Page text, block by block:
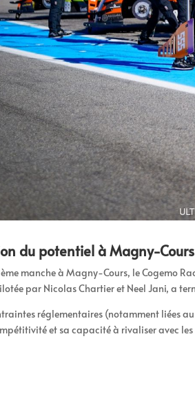
du potentiel à Magny-Cours
manche à Magny-Cours, le Cogemo
par Nicolas Chartier et Neel Jani, a
réglementaires (notamment liées
et sa capacité à rivaliser avec les